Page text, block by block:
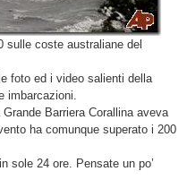
sulle coste australiane del
foto ed i video salienti della
imbarcazioni.
Barriera Corallina aveva
ha comunque superato i 200
sole 24 ore. Pensate un po’